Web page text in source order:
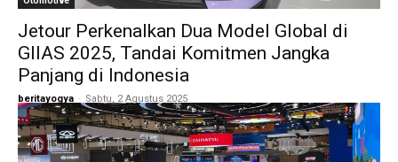
Jetour Perkenalkan Dua Model Global di
GIIAS 2025, Tandai Komitmen Jangka
Panjang di Indonesia
beritayogya - Sabtu, 2 Agustus 2025